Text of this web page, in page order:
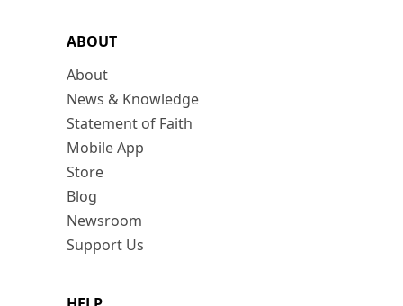
ABOUT
About
News & Knowledge
Statement of Faith
Mobile App
Store
Blog
Newsroom
Support Us